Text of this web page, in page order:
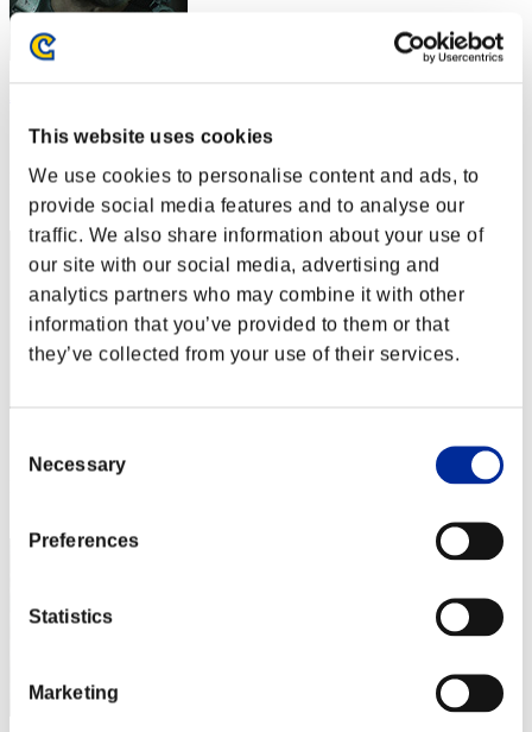
This website uses cookies
We use cookies to personalise content and ads, to
provide social media features and to analyse our
traffic. We also share information about your use of
our site with our social media, advertising and
analytics partners who may combine it with other
information that you’ve provided to them or that
they’ve collected from your use of their services.
Selection
Necessary
Preferences
Statistics
Marketing
スコア:Lv:1/03'25"14
RANK
2